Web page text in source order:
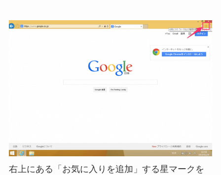
右上にある「お気に入りを追加」する星マークを